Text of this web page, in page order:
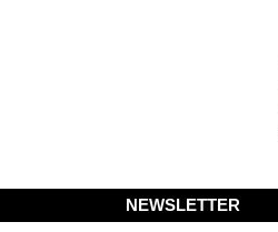
NEWSLETTER